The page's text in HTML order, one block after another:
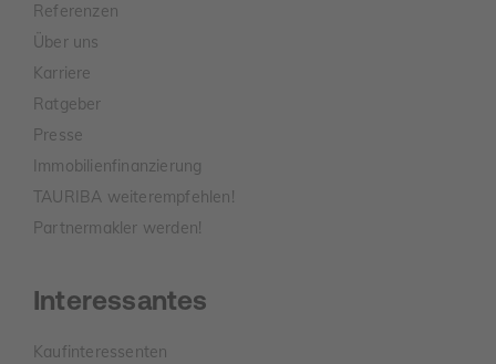
Referenzen
Über uns
Karriere
Ratgeber
Presse
Immobilienfinanzierung
TAURIBA weiterempfehlen!
Partnermakler werden!
Interessantes
Kaufinteressenten